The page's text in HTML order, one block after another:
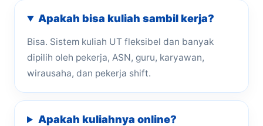
Apakah bisa kuliah sambil kerja?
Bisa. Sistem kuliah UT fleksibel dan banyak
dipilih oleh pekerja, ASN, guru, karyawan,
wirausaha, dan pekerja shift.
Apakah kuliahnya online?